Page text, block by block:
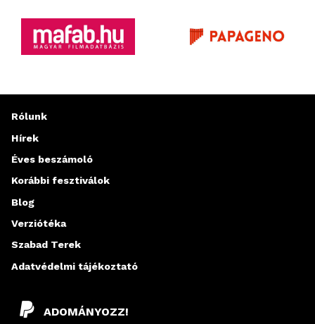
ADOMÁNYOZZ!
Rólunk
Hírek
Éves beszámoló
Korábbi fesztiválok
Blog
Verziótéka
Szabad Terek
Adatvédelmi tájékoztató